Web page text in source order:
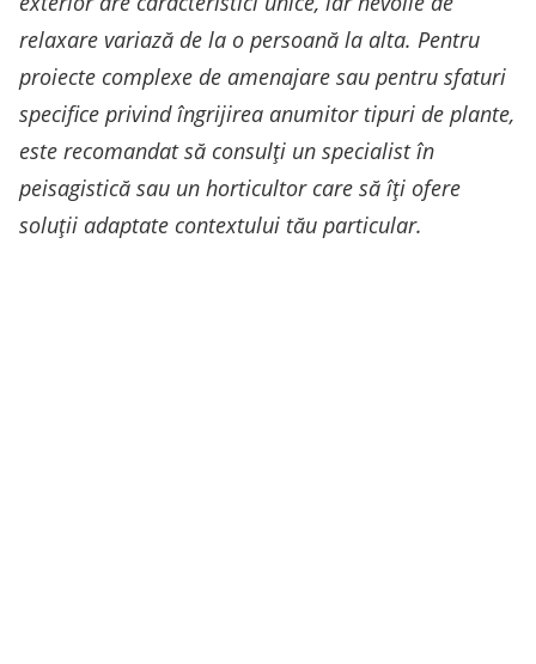
relaxare variază de la o persoană la alta. Pentru
proiecte complexe de amenajare sau pentru sfaturi
specifice privind îngrijirea anumitor tipuri de plante,
este recomandat să consulți un specialist în
peisagistică sau un horticultor care să îți ofere
soluții adaptate contextului tău particular.